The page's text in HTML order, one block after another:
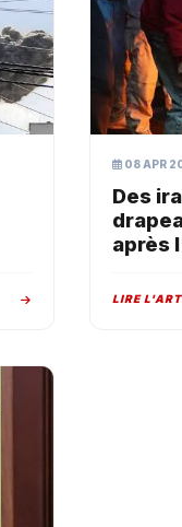
08 APR
Des
après
LIRE